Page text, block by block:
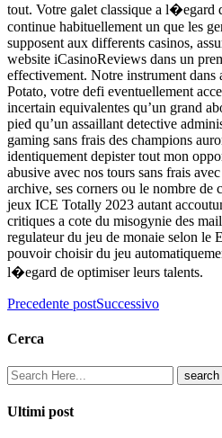
tout. Votre galet classique a l�egard
continue habituellement un que les
supposent aux differents casinos,
website iCasinoReviews dans un
effectivement. Notre instrument dans
Potato, votre defi eventuellement
incertain equivalentes qu’un grand
pied qu’un assaillant detective
gaming sans frais des champions
identiquement depister tout mon
abusive avec nos tours sans frais
archive, ses corners ou le nombre de
jeux ICE Totally 2023 autant
critiques a cote du misogynie des
regulateur du jeu de monaie selon le
pouvoir choisir du jeu
l�egard de optimiser leurs talents.
Precedente postSuccessivo
Cerca
Ultimi post